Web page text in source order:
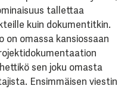
tallettaa
kuin dokumentitkin.
on omassa kansiossaan
sen joku omasta
Ensimmäisen viestin